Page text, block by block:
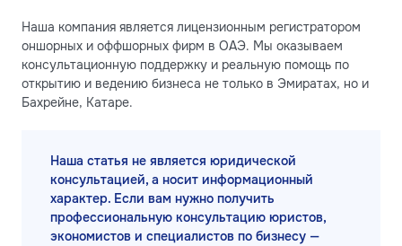
Наша компания является лицензионным регистратором
оншорных и оффшорных фирм в ОАЭ. Мы оказываем
консультационную поддержку и реальную помощь по
открытию и ведению бизнеса не только в Эмиратах, но и
Бахрейне, Катаре.
Наша статья не является юридической
консультацией, а носит информационный
характер. Если вам нужно получить
профессиональную консультацию юристов,
экономистов и специалистов по бизнесу —